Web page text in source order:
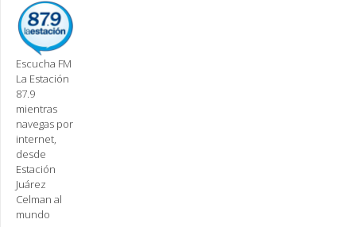
Escucha FM
La Estación
87.9
mientras
navegas por
internet,
desde
Estación
Juárez
Celman al
mundo